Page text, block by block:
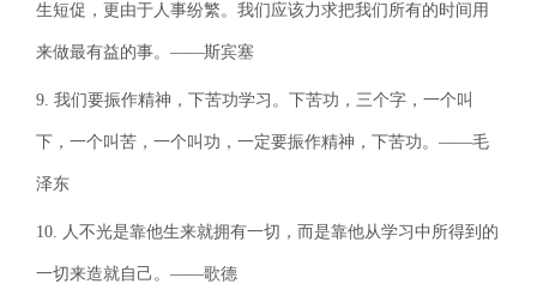
生短促，更由于人事纷繁。我们应该力求把我们所有的时间用
来做最有益的事。——斯宾塞
9. 我们要振作精神，下苦功学习。下苦功，三个字，一个叫
下，一个叫苦，一个叫功，一定要振作精神，下苦功。——毛
泽东
10. 人不光是靠他生来就拥有一切，而是靠他从学习中所得到的
一切来造就自己。——歌德